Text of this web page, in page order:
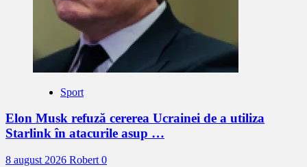
Sport
Elon Musk refuză cererea Ucrainei de a utiliza
Starlink în atacurile asup …
8 august 2026 Robert 0